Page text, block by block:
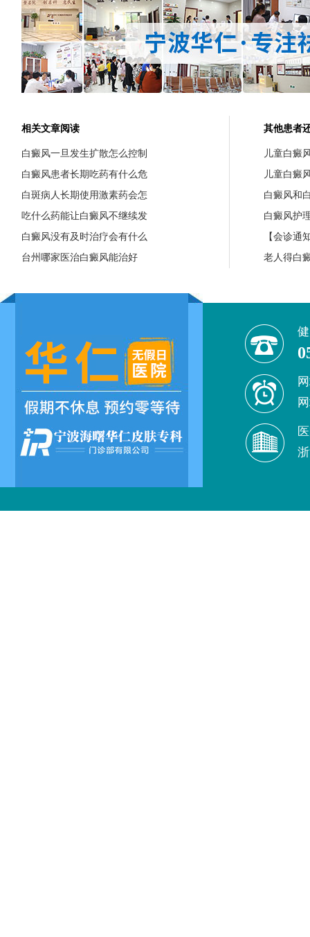
相关文章阅读
白癜风一旦发生扩散怎么控制
白癜风患者长期吃药有什么危
白斑病人长期使用激素药会怎
吃什么药能让白癜风不继续发
白癜风没有及时治疗会有什么
台州哪家医治白癜风能治好
其他患者
儿童白癜
儿童白癜
白癜风和
白癜风护
【会诊通
老人得白